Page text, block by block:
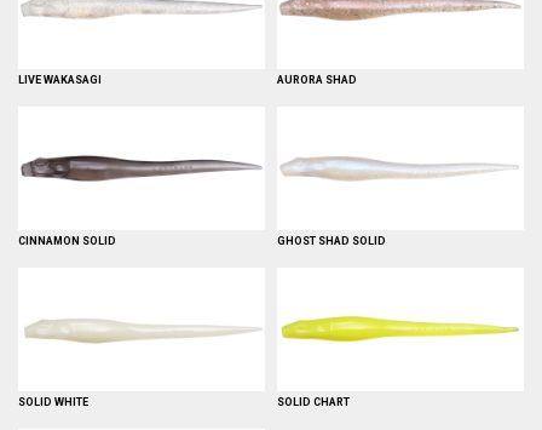
LIVE WAKASAGI AURORA SHAD
CINNAMON SOLID GHOST SHAD SOLID
SOLID WHITE SOLID CHART